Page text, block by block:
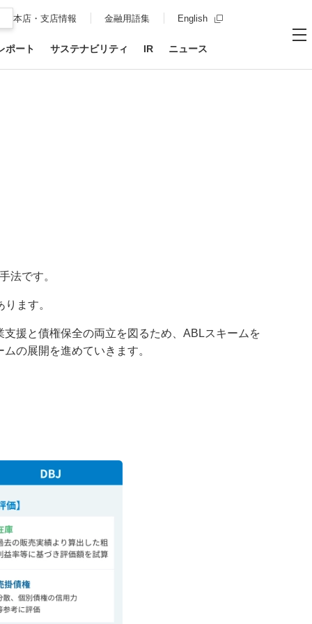
本店・支店情報 金融用語集 English 新規ウィンドウを開
ポート サステナビリティ IR ニュース
法です。
ます。
援と債権保全の両立を図るため、ABLスキームを
の展開を進めていきます。